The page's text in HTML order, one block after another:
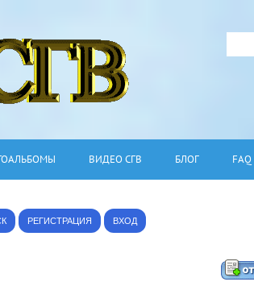
ВИДЕО СГВ БЛОГ FAQ
РЕГИСТРАЦИЯ ВХОД